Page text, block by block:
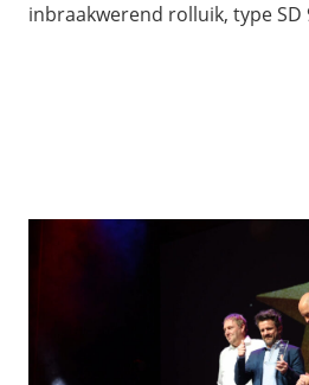
inbraakwerend rolluik, type